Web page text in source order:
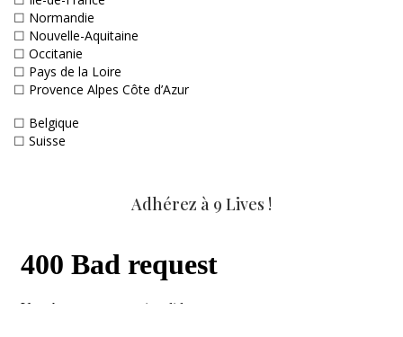
☐ Normandie
☐ Nouvelle-Aquitaine
☐ Occitanie
☐ Pays de la Loire
☐ Provence Alpes Côte d’Azur
☐ Belgique
☐ Suisse
Adhérez à 9 Lives !